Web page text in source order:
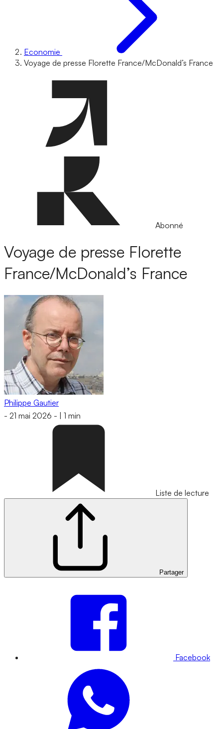
Economie
Voyage de presse Florette France/McDonald’s France
Abonné
Voyage de presse Florette
France/McDonald’s France
Philippe Gautier
- 21 mai 2026 - 1 min
Liste de lecture
Partager
Facebook